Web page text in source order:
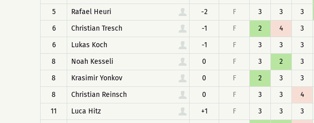
5
Rafael Heuri -2 F 3 3 3
6
Christian Tresch -1 F 2 4 3
6
Lukas Koch -1 F 3 3 3
8
Noah Kesseli 0 F 3 2 3
8
Krasimir Yonkov 0 F 2 3 3
8
Christian Reinsch 0 F 3 3 4
11
Luca Hitz +1 F 3 3 3